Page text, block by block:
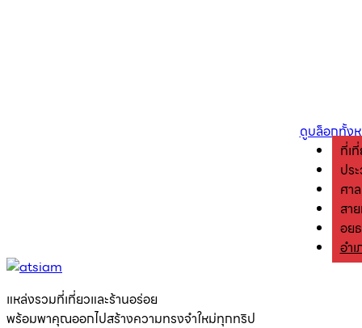
ดูบล็อกทั้ง
ที่เ
ปร
ศา
สา
อยุ
อำ
แหล่งรวมที่เที่ยวและร้านอร่อย
พร้อมพาคุณออกไปสร้างความทรงจำใหม่ทุกทริป